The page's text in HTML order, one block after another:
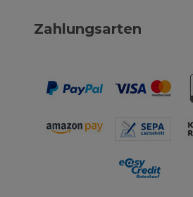
Zahlungsarten